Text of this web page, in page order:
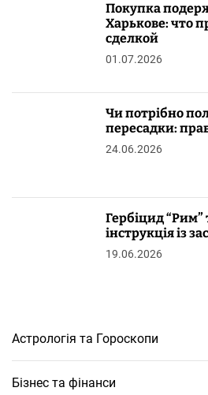
Покупка
Харькове: что
сделкой
01.07.2026
Чи потрібно
пересадки:
24.06.2026
Гербіцид “Рим”
інструкція із
19.06.2026
Астрологія та Гороскопи
Бізнес та фінанси